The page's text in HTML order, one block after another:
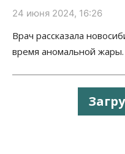
24 июня 2024, 16:26
Врач рассказала
время аномальной жары.